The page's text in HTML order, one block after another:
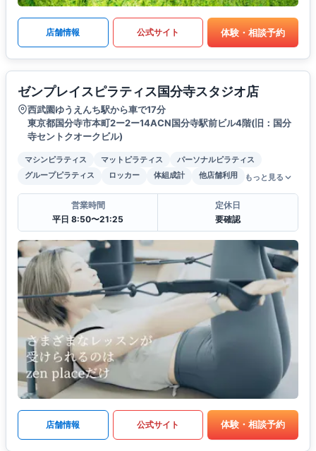
店舗情報 公式サイト 体験・相談予約
ゼンプレイスピラティス国分寺スタジオ店
西武園ゆうえんち駅から車で17分
東京都国分寺市本町2ー2ー14ACN国分寺駅前ビル4階(旧：国分
寺セントクオークビル)
マシンピラティス マットピラティス
パーソナルピラティス
グループピラティス
ロッカー 体組成計 他店舗利用 もっと見る
営業時間
平日 8:50〜21:25
定休日
要確認
店舗情報 公式サイト 体験・相談予約